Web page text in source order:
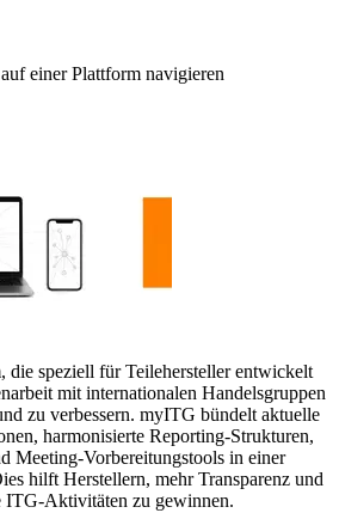
einer Plattform navigieren
die speziell für Teilehersteller entwickelt
mit internationalen Handelsgruppen
zu verbessern. myITG bündelt aktuelle
harmonisierte Reporting-Strukturen,
Meeting-Vorbereitungstools in einer
hilft Herstellern, mehr Transparenz und
ITG-Aktivitäten zu gewinnen.